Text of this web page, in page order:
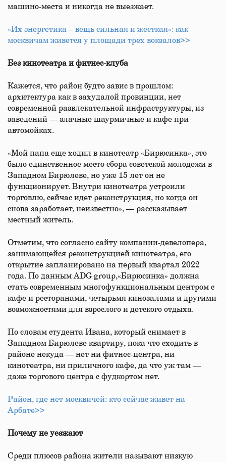
машино-места и никогда не выезжает.
«Их энергетика – вещь сильная и жесткая»: как
москвичам живется у площади трех вокзалов>>
Без кинотеатра и фитнес-клуба
Кажется, что район будто завис в прошлом:
архитектура как в захудалой провинции, нет
современной развлекательной инфраструктуры, из
заведений — злачные шаурмичные и кафе при
автомойках.
«Мой папа еще ходил в кинотеатр «Бирюсинка», это
было единственное место сбора советской молодежи в
Западном Бирюлеве, но уже 15 лет он не
функционирует. Внутри кинотеатра устроили
торговлю, сейчас идет реконструкция, но когда он
снова заработает, неизвестно», — рассказывает
местный житель.
Отметим, что согласно сайту компании-девелопера,
занимающейся реконструкцией кинотеатра, его
открытие запланировано на первый квартал 2022
года. По данным ADG group,«Бирюсинка» должна
стать современным многофункциональным центром с
кафе и ресторанами, четырьмя кинозалами и другими
возможностями для взрослого и детского отдыха.
По словам студента Ивана, который снимает в
Западном Бирюлеве квартиру, пока что сходить в
районе некуда — нет ни фитнес-центра, ни
кинотеатра, ни приличного кафе, да что уж там —
даже торгового центра с фудкортом нет.
Район, где нет москвичей: кто сейчас живет на
Арбате>>
Почему не уезжают
Среди плюсов района жители называют низкую